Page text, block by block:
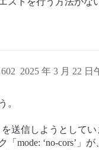
2025 年 3 月 22 日
602
。
送信しようとしてい
「mode: ‘no-cors’」